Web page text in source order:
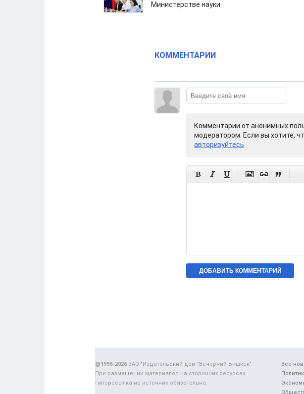
Министерстве науки
КОММЕНТАРИИ
Комментарии от анонимных
модератором. Если вы хотите,
авторизуйтесь
     
Все
@1996-2026ЗАО "Издательский дом "Вечерний Бишкек"
При размещении материалов на сторонних ресурсах
гиперссылка на источник обязательна.